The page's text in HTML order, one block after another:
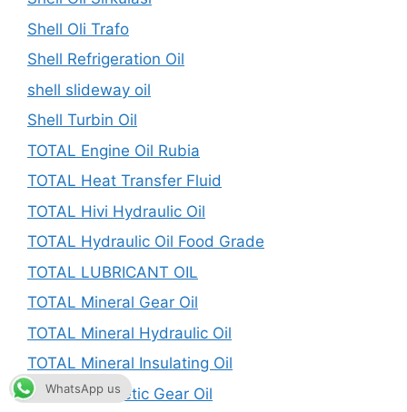
Shell Oli Trafo
Shell Refrigeration Oil
shell slideway oil
Shell Turbin Oil
TOTAL Engine Oil Rubia
TOTAL Heat Transfer Fluid
TOTAL Hivi Hydraulic Oil
TOTAL Hydraulic Oil Food Grade
TOTAL LUBRICANT OIL
TOTAL Mineral Gear Oil
TOTAL Mineral Hydraulic Oil
TOTAL Mineral Insulating Oil
TOTAL Synthetic Gear Oil
WhatsApp us